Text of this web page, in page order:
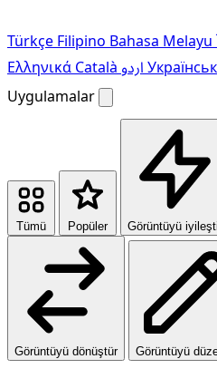
Türkçe Filipino Bahasa Melayu
Ελληνικά Català
Uygulamalar
Tümü Popüler Görüntüyü
Görüntüyü dönüştür Görüntüyü